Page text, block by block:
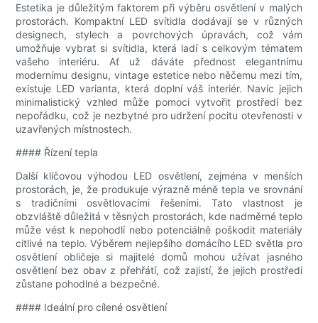
Estetika je důležitým faktorem při výběru osvětlení v malých
prostorách. Kompaktní LED svítidla dodávají se v různých
designech, stylech a povrchových úpravách, což vám
umožňuje vybrat si svítidla, která ladí s celkovým tématem
vašeho interiéru. Ať už dáváte přednost elegantnímu
modernímu designu, vintage estetice nebo něčemu mezi tím,
existuje LED varianta, která doplní váš interiér. Navíc jejich
minimalistický vzhled může pomoci vytvořit prostředí bez
nepořádku, což je nezbytné pro udržení pocitu otevřenosti v
uzavřených místnostech.
#### Řízení tepla
Další klíčovou výhodou LED osvětlení, zejména v menších
prostorách, je, že produkuje výrazně méně tepla ve srovnání
s tradičními osvětlovacími řešeními. Tato vlastnost je
obzvláště důležitá v těsných prostorách, kde nadměrné teplo
může vést k nepohodlí nebo potenciálně poškodit materiály
citlivé na teplo. Výběrem nejlepšího domácího LED světla pro
osvětlení obličeje si majitelé domů mohou užívat jasného
osvětlení bez obav z přehřátí, což zajistí, že jejich prostředí
zůstane pohodlné a bezpečné.
#### Ideální pro cílené osvětlení